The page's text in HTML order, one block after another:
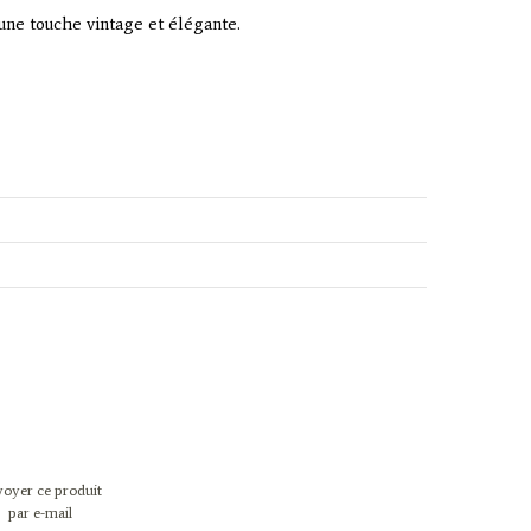
touche vintage et élégante.
ce produit
par e-mail